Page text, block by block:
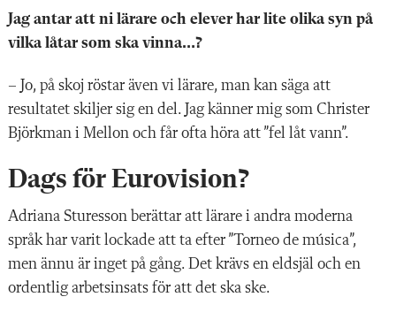
Jag antar att ni lärare och elever har lite olika syn på
vilka låtar som ska vinna…?
– Jo, på skoj röstar även vi lärare, man kan säga att
resultatet skiljer sig en del. Jag känner mig som Christer
Björkman i Mellon och får ofta höra att ”fel låt vann”.
Dags för Eurovision?
Adriana Sturesson berättar att lärare i andra moderna
språk har varit lockade att ta efter ”Torneo de música”,
men ännu är inget på gång. Det krävs en eldsjäl och en
ordentlig arbetsinsats för att det ska ske.